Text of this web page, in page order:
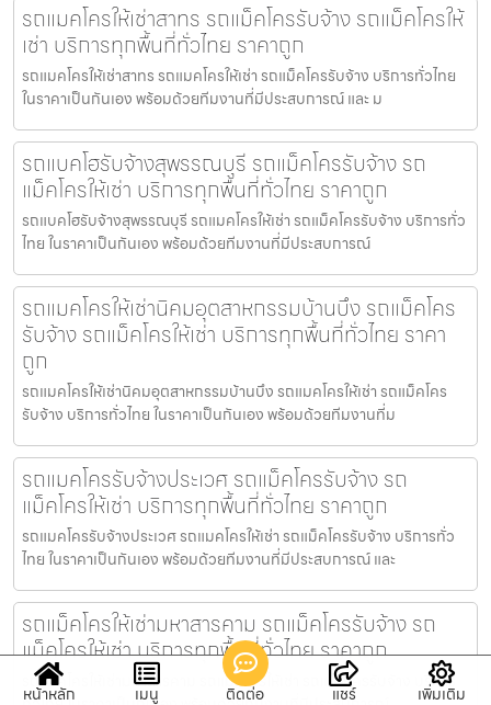
รถแมคโครให้เช่าสาทร รถแม็คโครรับจ้าง รถแม็คโครให้
เช่า บริการทุกพื้นที่ทั่วไทย ราคาถูก
รถแมคโครให้เช่าสาทร รถแมคโครให้เช่า รถแม็คโครรับจ้าง บริการทั่วไทย
ในราคาเป็นกันเอง พร้อมด้วยทีมงานที่มีประสบการณ์ และ ม
รถแบคโฮรับจ้างสุพรรณบุรี รถแม็คโครรับจ้าง รถ
แม็คโครให้เช่า บริการทุกพื้นที่ทั่วไทย ราคาถูก
รถแบคโฮรับจ้างสุพรรณบุรี รถแมคโครให้เช่า รถแม็คโครรับจ้าง บริการทั่ว
ไทย ในราคาเป็นกันเอง พร้อมด้วยทีมงานที่มีประสบการณ์
รถแมคโครให้เช่านิคมอุตสาหกรรมบ้านบึง รถแม็คโคร
รับจ้าง รถแม็คโครให้เช่า บริการทุกพื้นที่ทั่วไทย ราคา
ถูก
รถแมคโครให้เช่านิคมอุตสาหกรรมบ้านบึง รถแมคโครให้เช่า รถแม็คโคร
รับจ้าง บริการทั่วไทย ในราคาเป็นกันเอง พร้อมด้วยทีมงานที่ม
รถแมคโครรับจ้างประเวศ รถแม็คโครรับจ้าง รถ
แม็คโครให้เช่า บริการทุกพื้นที่ทั่วไทย ราคาถูก
รถแมคโครรับจ้างประเวศ รถแมคโครให้เช่า รถแม็คโครรับจ้าง บริการทั่ว
ไทย ในราคาเป็นกันเอง พร้อมด้วยทีมงานที่มีประสบการณ์ และ
รถแม็คโครให้เช่ามหาสารคาม รถแม็คโครรับจ้าง รถ
แม็คโครให้เช่า บริการทุกพื้นที่ทั่วไทย ราคาถูก
รถแม็คโครให้เช่ามหาสารคาม รถแมคโครให้เช่า รถแม็คโครรับจ้าง บริการ
หน้าหลัก เมนู ติดต่อ แชร์ เพิ่มเติม